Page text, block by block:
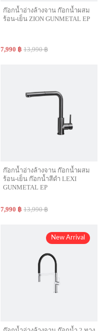
ก๊อกน้ำอ่างล้างจาน ก๊อกน้ำผสม
ร้อน-เย็น ZION GUNMETAL EP
7,990 ฿ 13,990 ฿
ก๊อกน้ำอ่างล้างจาน ก๊อกน้ำผสม
ร้อน-เย็น ก๊อกน้ำสีดำ LEXI
GUNMETAL EP
7,990 ฿ 13,990 ฿
New Arrival